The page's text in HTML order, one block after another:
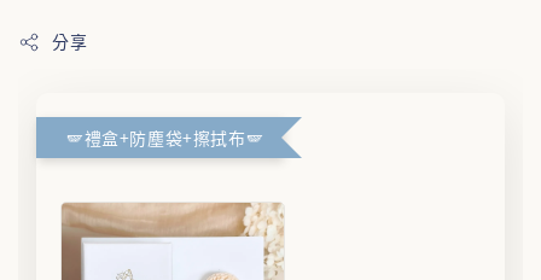
分享
🪽禮盒+防塵袋+擦拭布🪽